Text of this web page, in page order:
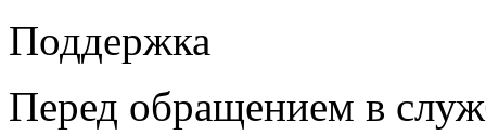
Поддержка
Перед обращением в